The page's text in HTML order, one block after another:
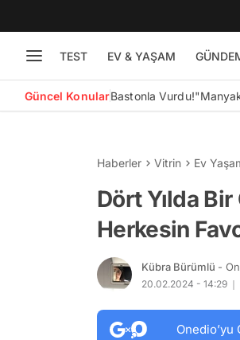
TEST EV & YAŞAM
Güncel KonularBastonla Vurdu!"Manyak
Haberler Vitrin Ev
Dört Yılda Bir
Herkesin
Kübra Bürümlü -
20.02.2024 - 14:29